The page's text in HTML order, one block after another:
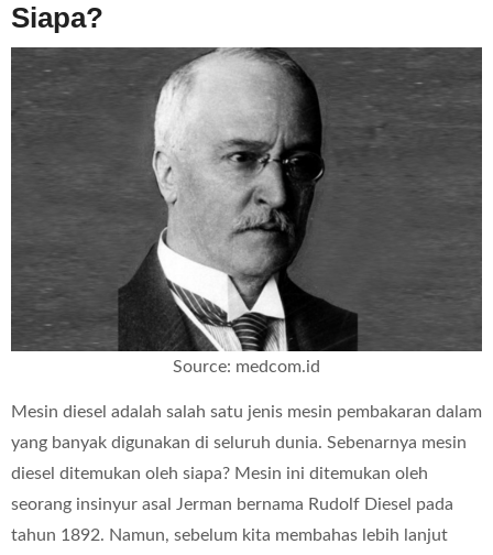
Siapa?
Source: medcom.id
Mesin diesel adalah salah satu jenis mesin pembakaran dalam
yang banyak digunakan di seluruh dunia. Sebenarnya mesin
diesel ditemukan oleh siapa? Mesin ini ditemukan oleh
seorang insinyur asal Jerman bernama Rudolf Diesel pada
tahun 1892. Namun, sebelum kita membahas lebih lanjut